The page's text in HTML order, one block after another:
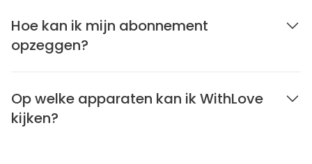
Hoe kan ik mijn abonnement
opzeggen?
Op welke apparaten kan ik WithLove
kijken?